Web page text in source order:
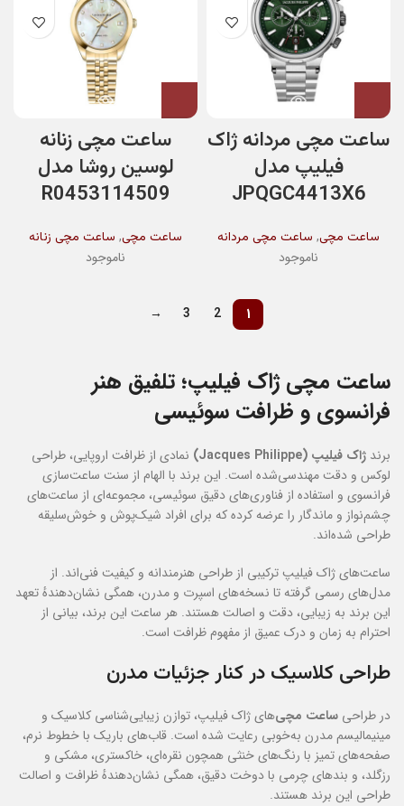
ساعت مچی مردانه ژاک
فیلیپ مدل
JPQGC4413X6
ساعت مچی, ساعت مچی مردانه
ناموجود
ساعت مچی زنانه
لوسین روشا مدل
R0453114509
ساعت مچی, ساعت مچی زنانه
ناموجود
1
2
3
→
ساعت مچی ژاک فیلیپ؛ تلفیق هنر
فرانسوی و ظرافت سوئیسی
برند ژاک فیلیپ (Jacques Philippe)
نمادی از ظرافت اروپایی، طراحی
لوکس و دقت مهندسی‌شده است. این برند با الهام از سنت ساعت‌سازی
فرانسوی و استفاده از فناوری‌های دقیق سوئیسی، مجموعه‌ای از ساعت‌های
چشم‌نواز و ماندگار را عرضه کرده که برای افراد شیک‌پوش و خوش‌سلیقه
طراحی شده‌اند.
ساعت‌های ژاک فیلیپ ترکیبی از طراحی هنرمندانه و کیفیت فنی‌اند. از
مدل‌های رسمی گرفته تا نسخه‌های اسپرت و مدرن، همگی نشان‌دهندهٔ تعهد
این برند به زیبایی، دقت و اصالت هستند. هر ساعت این برند، بیانی از
احترام به زمان و درک عمیق از مفهوم ظرافت است.
طراحی کلاسیک در کنار جزئیات مدرن
در طراحی ساعت مچی‌های ژاک فیلیپ، توازن زیبایی‌شناسی کلاسیک و
مینیمالیسم مدرن به‌خوبی رعایت شده است. قاب‌های باریک با خطوط نرم،
صفحه‌های تمیز با رنگ‌های خنثی همچون نقره‌ای، خاکستری، مشکی و
رزگلد، و بندهای چرمی با دوخت دقیق، همگی نشان‌دهندهٔ ظرافت و اصالت
طراحی این برند هستند.